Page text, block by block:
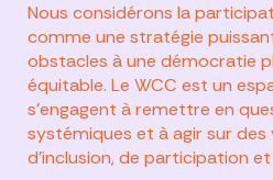
Nous considérons la
comme une stratégie
obstacles à une démocratie
équitable. Le WCC est un
s'engagent à remettre en
systémiques et à agir sur
d'inclusion, de participation